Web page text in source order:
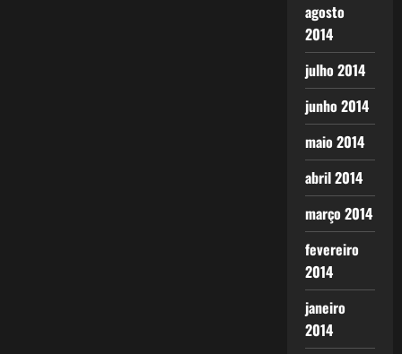
agosto
2014
julho 2014
junho 2014
maio 2014
abril 2014
março 2014
fevereiro
2014
janeiro
2014